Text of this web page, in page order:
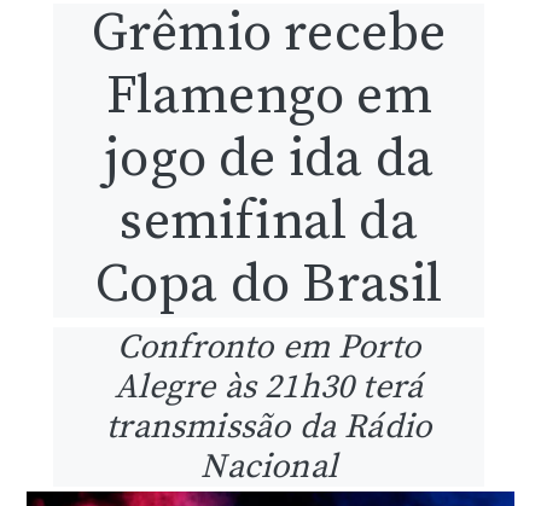
Grêmio recebe
Flamengo em
jogo de ida da
semifinal da
Copa do Brasil
Confronto em Porto
Alegre às 21h30 terá
transmissão da Rádio
Nacional